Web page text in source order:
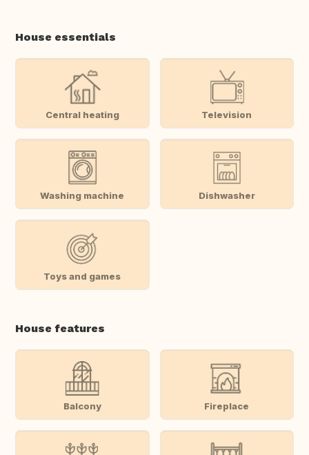
House essentials
Central heating Television
Washing machine Dishwasher
Toys and games
House features
Balcony Fireplace